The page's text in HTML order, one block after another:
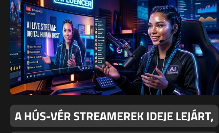
A HÚS-VÉR STREAMEREK IDEJE LEJÁRT,